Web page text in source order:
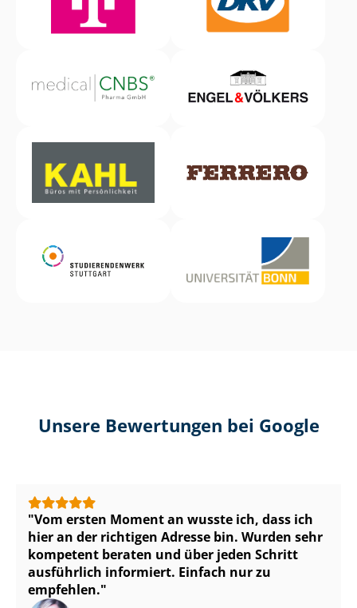
Unsere Bewertungen bei Google
Vom ersten Moment an wusste ich, dass ich
hier an der richtigen Adresse bin. Wurden sehr
kompetent beraten und über jeden Schritt
ausführlich informiert. Einfach nur zu
empfehlen.